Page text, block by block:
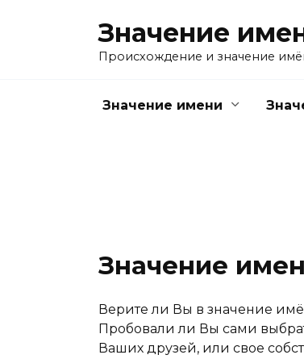
Значение
Происхождение и значение
Значение имени
Значение
Верите ли Вы в значение
Пробовали ли Вы сами
Ваших друзей, или свое